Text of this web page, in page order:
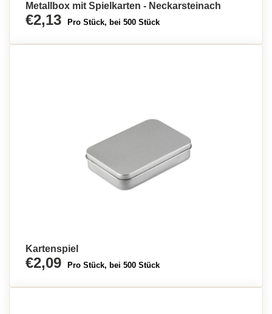
Metallbox mit Spielkarten - Neckarsteinach
€2,13 Pro Stück, bei 500 Stück
Kartenspiel
€2,09 Pro Stück, bei 500 Stück